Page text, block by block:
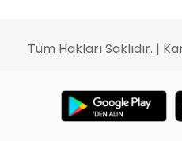
Tüm Hakları Saklıdır. |